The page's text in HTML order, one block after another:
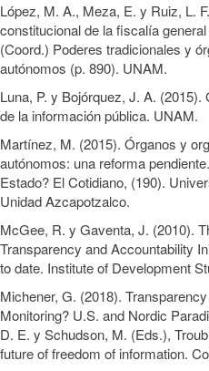
López, M. A., Meza, E. y Ruiz, L.
constitucional de la fiscalía
(Coord.) Poderes tradicionales y
autónomos (p. 890). UNAM.
Luna, P. y Bojórquez, J. A.
de la información pública. UNAM.
Martínez, M. (2015). Órganos y
autónomos: una reforma
Estado? El Cotidiano, (190).
Unidad Azcapotzalco.
McGee, R. y Gaventa, J. (2010).
Transparency and Accountability
to date. Institute of Development
Michener, G. (2018).
Monitoring? U.S. and Nordic
D. E. y Schudson, M. (Eds.),
future of freedom of information.